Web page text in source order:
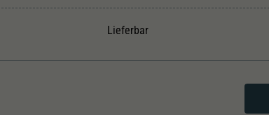
Lieferbar
der Webseiten-Betreiber dies